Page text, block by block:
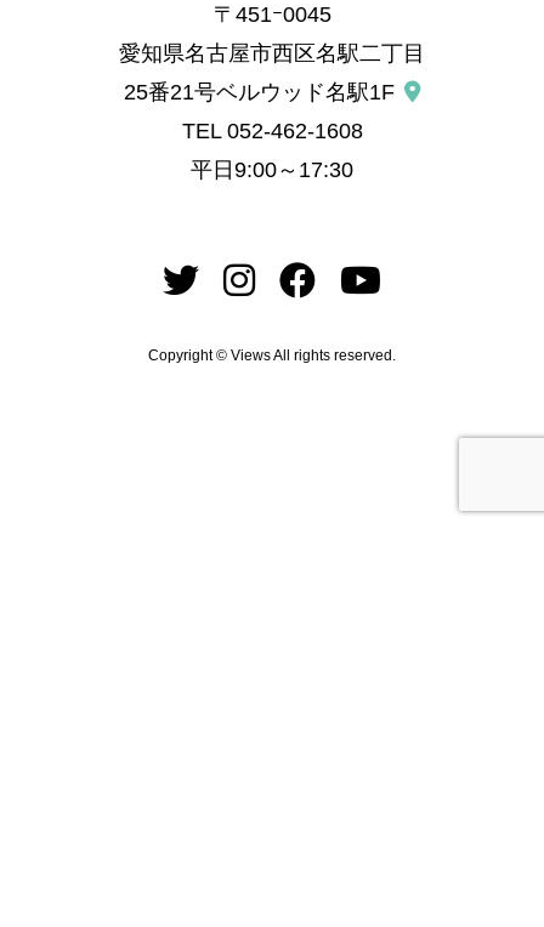
〒451ｰ0045
愛知県名古屋市西区名駅二丁目
25番21号ベルウッド名駅1F
TEL 052-462-1608
平日9:00～17:30
Copyright © Views All rights reserved.